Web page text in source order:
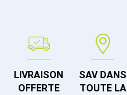
LIVRAISON
OFFERTE
SAV DANS
TOUTE LA